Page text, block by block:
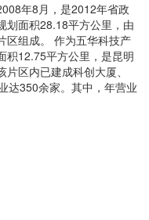
年8月，是2012年省政
划面积28.18平方公里，由
区组成。 作为五华科技产
积12.75平方公里，是昆明
区内已建成科创大厦、
达350余家。其中，年营业